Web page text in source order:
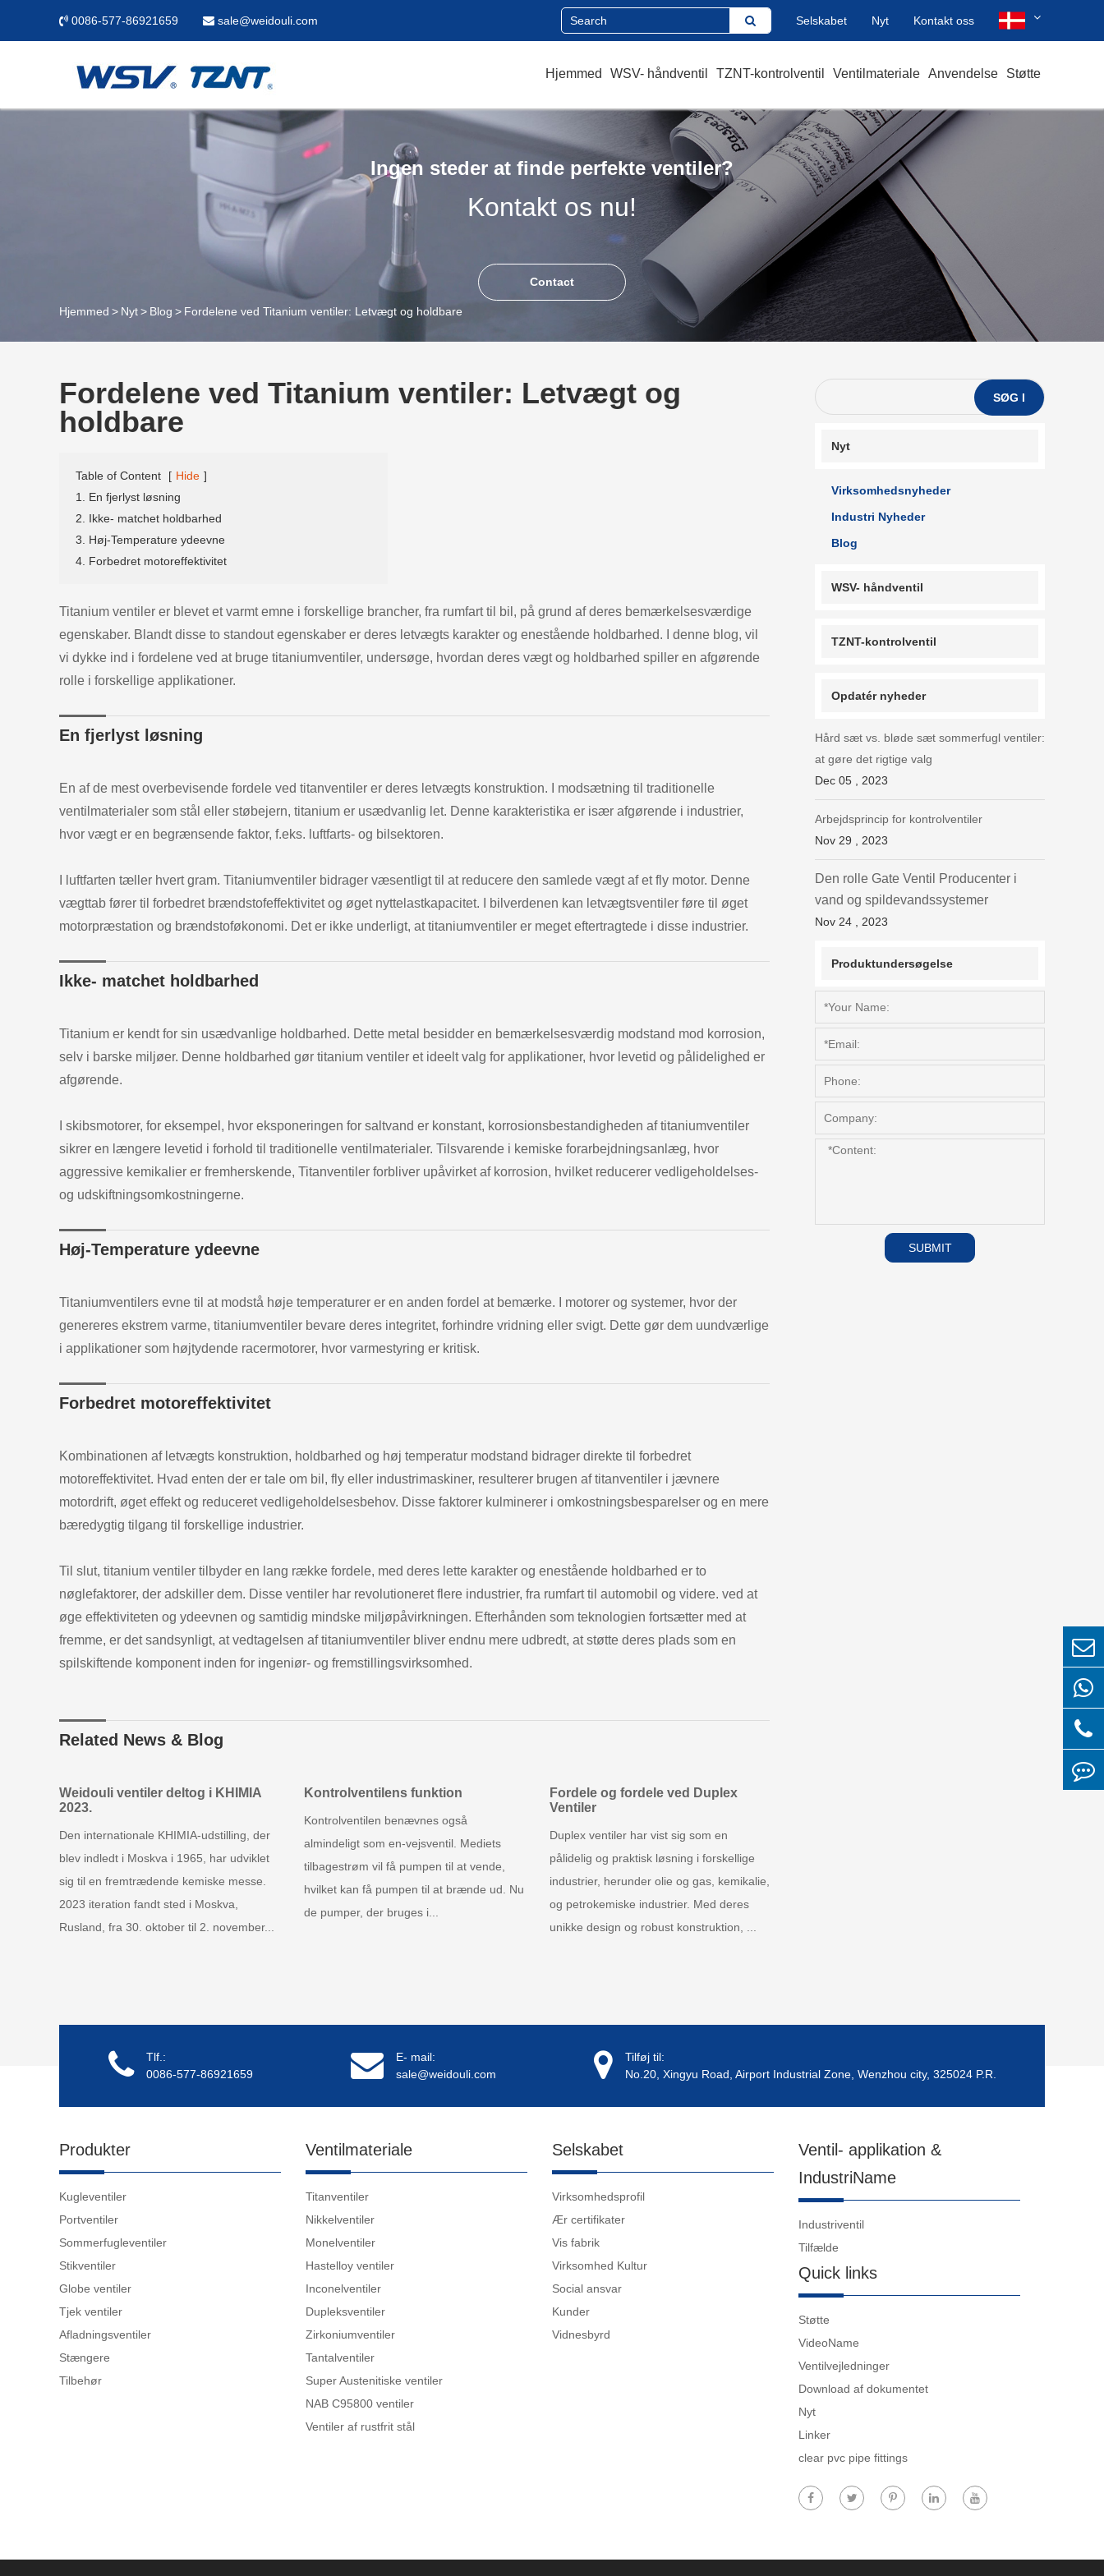
0086-577-86921659 sale@weidouli.com Selskabet Nyt Kontakt oss
Hjemmed WSV- håndventil TZNT-kontrolventil Ventilmateriale Anvendelse Støtte
Ingen steder at finde perfekte ventiler?
Kontakt os nu!
Contact
Hjemmed Nyt Blog Fordelene ved Titanium ventiler: Letvægt og holdbare
Fordelene ved Titanium ventiler: Letvægt og
holdbare
Table of Content [ Hide ]
1. En fjerlyst løsning
2. Ikke- matchet holdbarhed
3. Høj-Temperature ydeevne
4. Forbedret motoreffektivitet
Titanium ventiler er blevet et varmt emne i forskellige brancher, fra rumfart til bil, på grund af deres bemærkelsesværdige
egenskaber. Blandt disse to standout egenskaber er deres letvægts karakter og enestående holdbarhed. I denne blog, vil
vi dykke ind i fordelene ved at bruge titaniumventiler, undersøge, hvordan deres vægt og holdbarhed spiller en afgørende
rolle i forskellige applikationer.
En fjerlyst løsning
En af de mest overbevisende fordele ved titanventiler er deres letvægts konstruktion. I modsætning til traditionelle
ventilmaterialer som stål eller støbejern, titanium er usædvanlig let. Denne karakteristika er især afgørende i industrier,
hvor vægt er en begrænsende faktor, f.eks. luftfarts- og bilsektoren.
I luftfarten tæller hvert gram. Titaniumventiler bidrager væsentligt til at reducere den samlede vægt af et fly motor. Denne
vægttab fører til forbedret brændstofeffektivitet og øget nyttelastkapacitet. I bilverdenen kan letvægtsventiler føre til øget
motorpræstation og brændstoføkonomi. Det er ikke underligt, at titaniumventiler er meget eftertragtede i disse industrier.
Ikke- matchet holdbarhed
Titanium er kendt for sin usædvanlige holdbarhed. Dette metal besidder en bemærkelsesværdig modstand mod korrosion,
selv i barske miljøer. Denne holdbarhed gør titanium ventiler et ideelt valg for applikationer, hvor levetid og pålidelighed er
afgørende.
I skibsmotorer, for eksempel, hvor eksponeringen for saltvand er konstant, korrosionsbestandigheden af titaniumventiler
sikrer en længere levetid i forhold til traditionelle ventilmaterialer. Tilsvarende i kemiske forarbejdningsanlæg, hvor
aggressive kemikalier er fremherskende, Titanventiler forbliver upåvirket af korrosion, hvilket reducerer vedligeholdelses-
og udskiftningsomkostningerne.
Høj-Temperature ydeevne
Titaniumventilers evne til at modstå høje temperaturer er en anden fordel at bemærke. I motorer og systemer, hvor der
genereres ekstrem varme, titaniumventiler bevare deres integritet, forhindre vridning eller svigt. Dette gør dem uundværlige
i applikationer som højtydende racermotorer, hvor varmestyring er kritisk.
Forbedret motoreffektivitet
Kombinationen af letvægts konstruktion, holdbarhed og høj temperatur modstand bidrager direkte til forbedret
motoreffektivitet. Hvad enten der er tale om bil, fly eller industrimaskiner, resulterer brugen af titanventiler i jævnere
motordrift, øget effekt og reduceret vedligeholdelsesbehov. Disse faktorer kulminerer i omkostningsbesparelser og en mere
bæredygtig tilgang til forskellige industrier.
Til slut, titanium ventiler tilbyder en lang række fordele, med deres lette karakter og enestående holdbarhed er to
nøglefaktorer, der adskiller dem. Disse ventiler har revolutioneret flere industrier, fra rumfart til automobil og videre. ved at
øge effektiviteten og ydeevnen og samtidig mindske miljøpåvirkningen. Efterhånden som teknologien fortsætter med at
fremme, er det sandsynligt, at vedtagelsen af titaniumventiler bliver endnu mere udbredt, at støtte deres plads som en
spilskiftende komponent inden for ingeniør- og fremstillingsvirksomhed.
Related News & Blog
Weidouli ventiler deltog i KHIMIA
2023.
Den internationale KHIMIA-udstilling, der
blev indledt i Moskva i 1965, har udviklet
sig til en fremtrædende kemiske messe.
2023 iteration fandt sted i Moskva,
Rusland, fra 30. oktober til 2. november...
Kontrolventilens funktion
Kontrolventilen benævnes også
almindeligt som en-vejsventil. Mediets
tilbagestrøm vil få pumpen til at vende,
hvilket kan få pumpen til at brænde ud. Nu
de pumper, der bruges i...
Fordele og fordele ved Duplex
Ventiler
Duplex ventiler har vist sig som en
pålidelig og praktisk løsning i forskellige
industrier, herunder olie og gas, kemikalie,
og petrokemiske industrier. Med deres
unikke design og robust konstruktion, ...
SØG I
Nyt
Virksomhedsnyheder
Industri Nyheder
Blog
WSV- håndventil
TZNT-kontrolventil
Opdatér nyheder
Hård sæt vs. bløde sæt sommerfugl ventiler:
at gøre det rigtige valg
Dec 05 , 2023
Arbejdsprincip for kontrolventiler
Nov 29 , 2023
Den rolle Gate Ventil Producenter i
vand og spildevandssystemer
Nov 24 , 2023
Produktundersøgelse
SUBMIT
Tlf.:
0086-577-86921659
E- mail:
sale@weidouli.com
Tilføj til:
No.20, Xingyu Road, Airport Industrial Zone, Wenzhou city, 325024 P.R.
Produkter
Kugleventiler
Portventiler
Sommerfugleventiler
Stikventiler
Globe ventiler
Tjek ventiler
Afladningsventiler
Stængere
Tilbehør
Ventilmateriale
Titanventiler
Nikkelventiler
Monelventiler
Hastelloy ventiler
Inconelventiler
Dupleksventiler
Zirkoniumventiler
Tantalventiler
Super Austenitiske ventiler
NAB C95800 ventiler
Ventiler af rustfrit stål
Selskabet
Virksomhedsprofil
Ær certifikater
Vis fabrik
Virksomhed Kultur
Social ansvar
Kunder
Vidnesbyrd
Ventil- applikation &
IndustriName
Industriventil
Tilfælde
Quick links
Støtte
VideoName
Ventilvejledninger
Download af dokumentet
Nyt
Linker
clear pvc pipe fittings